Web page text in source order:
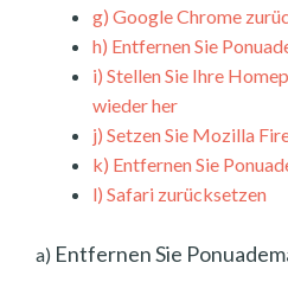
g) Google Chrome
h) Entfernen Sie
i) Stellen Sie Ihre
wieder her
j) Setzen Sie Mozilla
k) Entfernen Sie
l) Safari zurücksetzen
a) Entfernen Sie